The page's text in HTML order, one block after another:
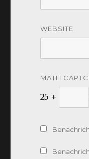
WEBSITE
MATH
25 +